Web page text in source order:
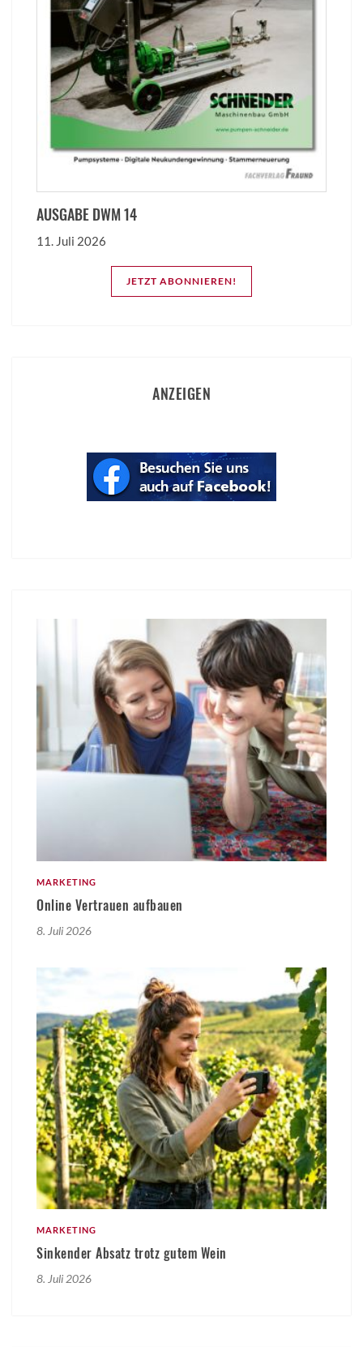
AUSGABE DWM 14
11. Juli 2026
JETZT ABONNIEREN!
ANZEIGEN
MARKETING
Online Vertrauen aufbauen
8. Juli 2026
MARKETING
Sinkender Absatz trotz gutem Wein
8. Juli 2026